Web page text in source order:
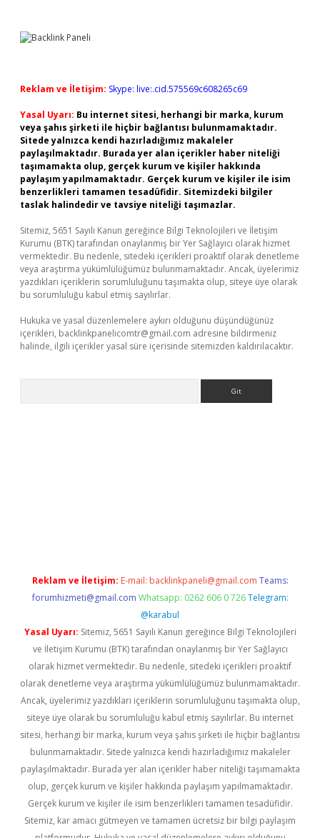
Reklam ve İletişim: Skype: live:.cid.575569c608265c69
Yasal Uyarı: Bu internet sitesi, herhangi bir marka, kurum
veya şahıs şirketi ile hiçbir bağlantısı bulunmamaktadır.
Sitede yalnızca kendi hazırladığımız makaleler
paylaşılmaktadır. Burada yer alan içerikler haber niteliği
taşımamakta olup, gerçek kurum ve kişiler hakkında
paylaşım yapılmamaktadır. Gerçek kurum ve kişiler ile isim
benzerlikleri tamamen tesadüfidir. Sitemizdeki bilgiler
taslak halindedir ve tavsiye niteliği taşımazlar.
Sitemiz, 5651 Sayılı Kanun gereğince Bilgi Teknolojileri ve İletişim
Kurumu (BTK) tarafından onaylanmış bir Yer Sağlayıcı olarak hizmet
vermektedir. Bu nedenle, sitedeki içerikleri proaktif olarak denetleme
veya araştırma yükümlülüğümüz bulunmamaktadır. Ancak, üyelerimiz
yazdıkları içeriklerin sorumluluğunu taşımakta olup, siteye üye olarak
bu sorumluluğu kabul etmiş sayılırlar.
Hukuka ve yasal düzenlemelere aykırı olduğunu düşündüğünüz
içerikleri, backlinkpanelicomtr@gmail.com adresine bildirmeniz
halinde, ilgili içerikler yasal süre içerisinde sitemizden kaldırılacaktır.
Reklam ve İletişim: E-mail: backlinkpaneli@gmail.com Teams:
forumhizmeti@gmail.com Whatsapp: 0262 606 0 726 Telegram:
@karabul
Yasal Uyarı: Sitemiz, 5651 Sayılı Kanun gereğince Bilgi Teknolojileri
ve İletişim Kurumu (BTK) tarafından onaylanmış bir Yer Sağlayıcı
olarak hizmet vermektedir. Bu nedenle, sitedeki içerikleri proaktif
olarak denetleme veya araştırma yükümlülüğümüz bulunmamaktadır.
Ancak, üyelerimiz yazdıkları içeriklerin sorumluluğunu taşımakta olup,
siteye üye olarak bu sorumluluğu kabul etmiş sayılırlar. Bu internet
sitesi, herhangi bir marka, kurum veya şahıs şirketi ile hiçbir bağlantısı
bulunmamaktadır. Sitede yalnızca kendi hazırladığımız makaleler
paylaşılmaktadır. Burada yer alan içerikler haber niteliği taşımamakta
olup, gerçek kurum ve kişiler hakkında paylaşım yapılmamaktadır.
Gerçek kurum ve kişiler ile isim benzerlikleri tamamen tesadüfidir.
Sitemiz, kar amacı gütmeyen ve tamamen ücretsiz bir bilgi paylaşım